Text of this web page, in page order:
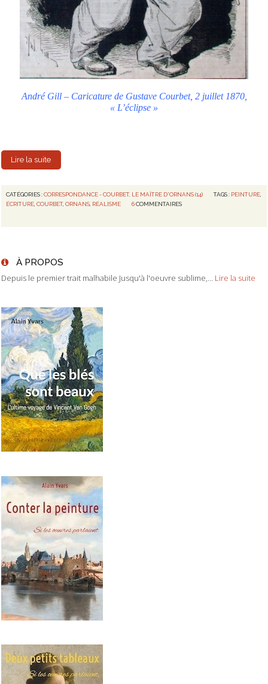
André Gill – Caricature de Gustave Courbet, 2 juillet 1870,
« L’éclipse »
Lire la suite
CATÉGORIES :CORRESPONDANCE - COURBET, LE MAÎTRE D'ORNANS (14) TAGS : PEINTURE
ÉCRITURE ,COURBET,ORNANS RÉALISME 6 COMMENTAIRES
À PROPOS
Depuis le premier trait malhabile Jusqu'à l'oeuvre sublime,... Lire la suite